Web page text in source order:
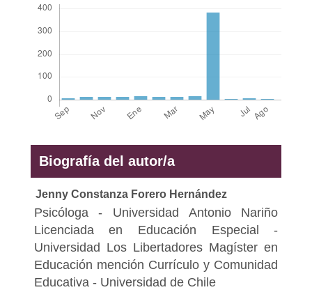
Biografía del autor/a
Jenny Constanza Forero Hernández
Psicóloga - Universidad Antonio Nariño
Licenciada en Educación Especial -
Universidad Los Libertadores Magíster en
Educación mención Currículo y Comunidad
Educativa - Universidad de Chile